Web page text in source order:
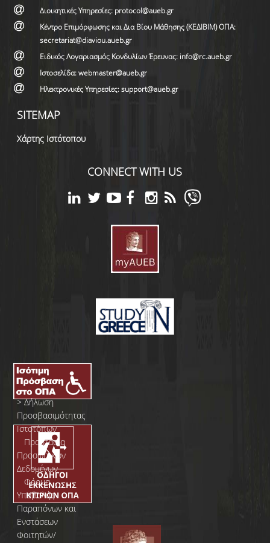
Διοικητικές Υπηρεσίες: protocol@aueb.gr
Κέντρο Επιμόρφωσης και Δια Βίου Μάθησης (ΚΕΔΙΒΙΜ) ΟΠΑ:
secretariat@diaviou.aueb.gr
Ειδικός Λογαριασμός Κονδυλίων Έρευνας: info@rc.aueb.gr
Ιστοσελίδα: webmaster@aueb.gr
Ηλεκτρονικές Υπηρεσίες: support@aueb.gr
SITEMAP
Χάρτης Ιστότοπου
CONNECT WITH US
>Δήλωση
Προσβασιμότητας
Ιστοτόπων
Προστασία
Προσωπικών
Δεδομένων
Φόρμα
Yποβολής
Παραπόνων και
Ενστάσεων
Φοιτητών/